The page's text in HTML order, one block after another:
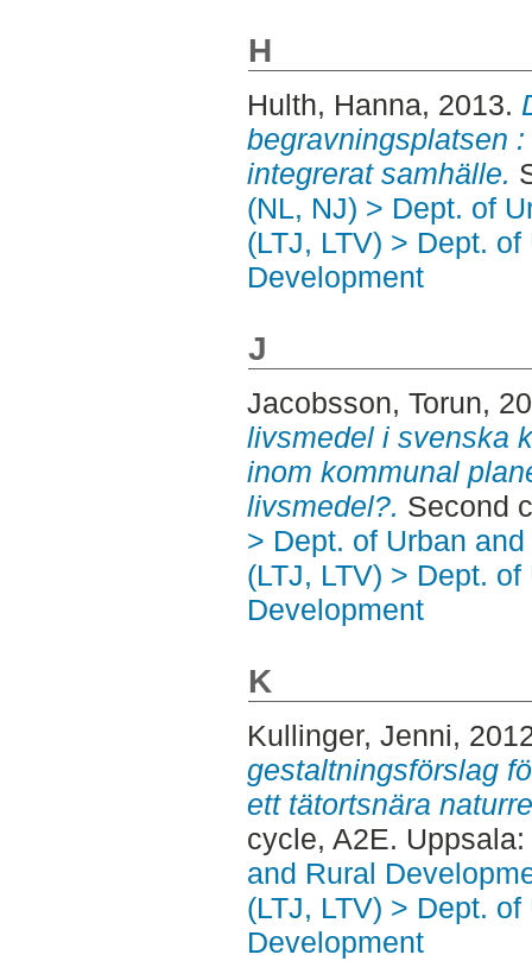
H
Hulth, Hanna, 2013.
begravningsplatsen
integrerat samhälle.
(NL, NJ) > Dept. of
(LTJ, LTV) > Dept.
Development
J
Jacobsson, Torun,
livsmedel i svenska
inom kommunal
livsmedel?. Second
> Dept. of Urban
(LTJ, LTV) > Dept.
Development
K
Kullinger, Jenni,
gestaltningsförslag
ett tätortsnära
cycle, A2E. Uppsala:
and Rural
(LTJ, LTV) > Dept.
Development